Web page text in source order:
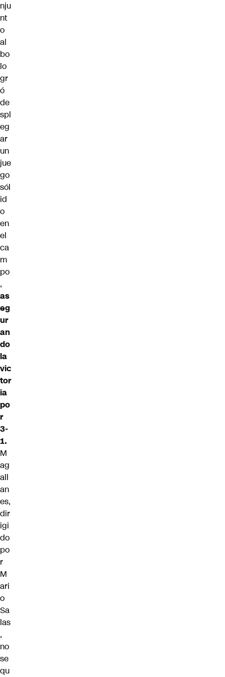
nju
nt
o
al
bo
lo
gr
ó
de
spl
eg
ar
un
jue
go
sól
id
o
en
el
ca
m
po
,
as
eg
ur
an
do
la
vic
tor
ia
po
r
3-
1.
M
ag
all
an
es,
dir
igi
do
po
r
M
ari
o
Sa
las
,
no
se
qu